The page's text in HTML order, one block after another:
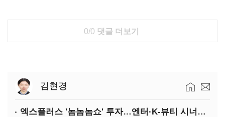
0/0 댓글 더보기
김현경
엑스플러스 '놈놈놈쇼' 투자…엔터·K-뷰티 시너지 확대